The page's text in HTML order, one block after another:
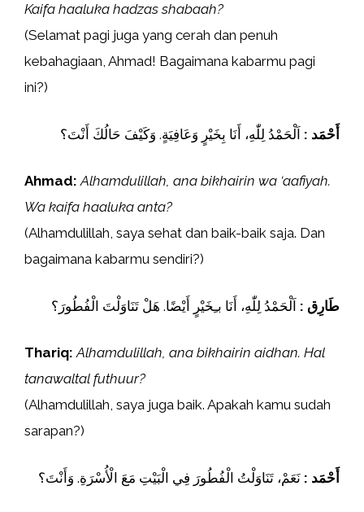
Kaifa haaluka hadzas shabaah?
(Selamat pagi juga yang cerah dan penuh
kebahagiaan, Ahmad! Bagaimana kabarmu pagi
ini?)
أَحْمَد : اَلْحَمْدُ لِلّٰهِ، أَنَا بِخَيْرٍ وَعَافِيَةٍ. وَكَيْفَ حَالُكَ أَنْتَ؟
Ahmad: Alhamdulillah, ana bikhairin wa ‘aafiyah.
Wa kaifa haaluka anta?
(Alhamdulillah, saya sehat dan baik-baik saja. Dan
bagaimana kabarmu sendiri?)
طَارِق : اَلْحَمْدُ لِلّٰهِ، أَنَا بـِخَيْرٍ أَيْضًا. هَلْ تَنَاوَلْتَ الْفُطُورَ؟
Thariq: Alhamdulillah, ana bikhairin aidhan. Hal
tanawaltal futhuur?
(Alhamdulillah, saya juga baik. Apakah kamu sudah
sarapan?)
أَحْمَد : نَعَمْ، تَنَاوَلْتُ الْفُطُورَ فِي الْبَيْتِ مَعَ الْأُسْرَةِ. وَأَنْتَ؟